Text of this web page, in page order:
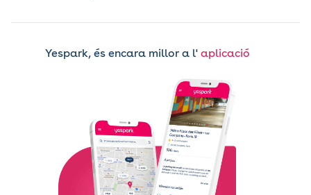
Yespark, és encara millor a l' aplicació